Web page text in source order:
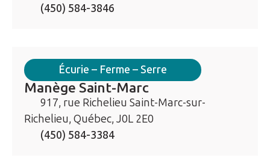
(450) 584-3846
Écurie – Ferme – Serre
Manège Saint-Marc
917, rue Richelieu Saint-Marc-sur-
Richelieu, Québec, J0L 2E0
(450) 584-3384